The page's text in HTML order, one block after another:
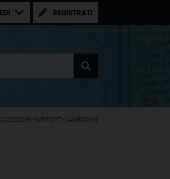
REGISTRATI
SUPPORTI-LAMPADINE